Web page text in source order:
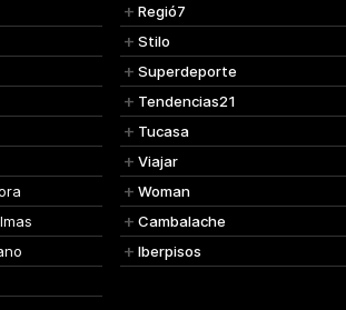
Regió7
Stilo
Superdeporte
Tendencias21
Tucasa
Viajar
Woman
Cambalache
Iberpisos